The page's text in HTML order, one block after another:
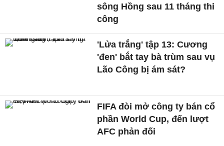
sông Hồng sau 11 tháng thi
công
'Lửa trắng' tập 13: Cương
'đen' bắt tay bà trùm sau vụ
Lão Công bị ám sát?
FIFA đòi mở công ty bán cổ
phần World Cup, đến lượt
AFC phản đối